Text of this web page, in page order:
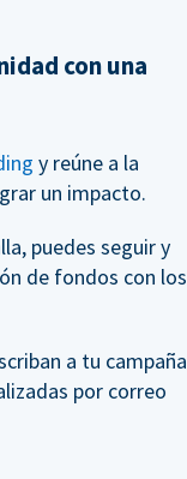
con una
y reúne a la
un impacto.
puedes seguir y
de fondos con los
a tu campaña
por correo